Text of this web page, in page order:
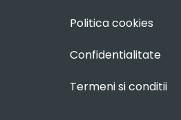
Politica cookies
Confidentialitate
Termeni si conditii